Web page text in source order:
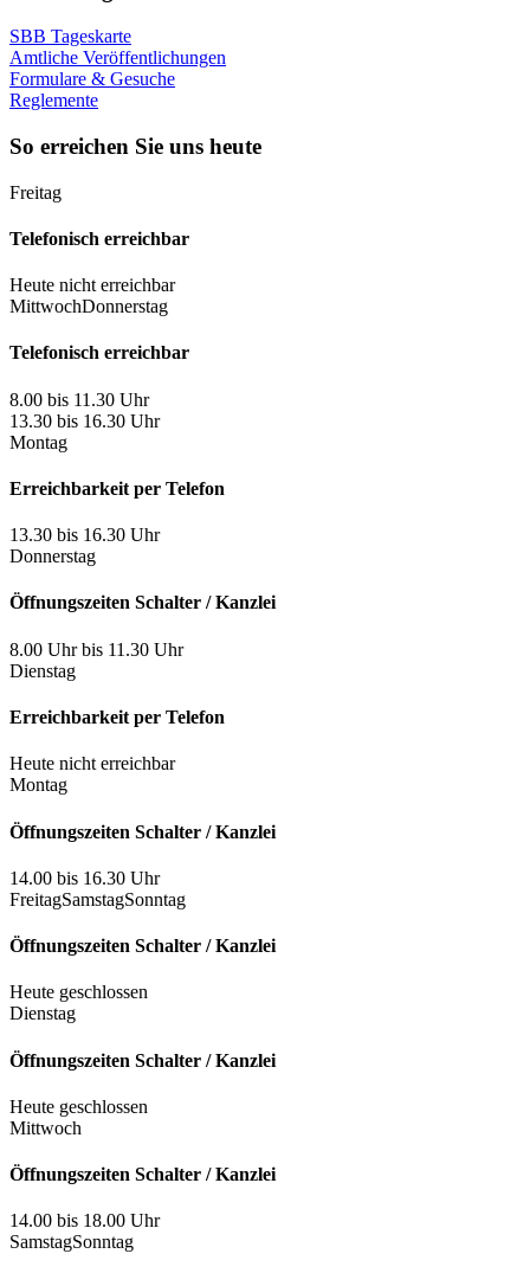
SBB Tageskarte
Amtliche Veröffentlichungen
Formulare & Gesuche
Reglemente
So erreichen Sie uns heute
Freitag
Telefonisch erreichbar
Heute nicht erreichbar
MittwochDonnerstag
Telefonisch erreichbar
8.00 bis 11.30 Uhr
13.30 bis 16.30 Uhr
Montag
Erreichbarkeit per Telefon
13.30 bis 16.30 Uhr
Donnerstag
Öffnungszeiten Schalter / Kanzlei
8.00 Uhr bis 11.30 Uhr
Dienstag
Erreichbarkeit per Telefon
Heute nicht erreichbar
Montag
Öffnungszeiten Schalter / Kanzlei
14.00 bis 16.30 Uhr
FreitagSamstagSonntag
Öffnungszeiten Schalter / Kanzlei
Heute geschlossen
Dienstag
Öffnungszeiten Schalter / Kanzlei
Heute geschlossen
Mittwoch
Öffnungszeiten Schalter / Kanzlei
14.00 bis 18.00 Uhr
SamstagSonntag